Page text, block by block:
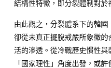
結構性特徵，即分裂體制對於
由此觀之，分裂體系下的韓國
卻從未真正擺脫戒嚴所象徵
活的滲透。從冷戰歷史慣性
「國家理性」角度出發，或